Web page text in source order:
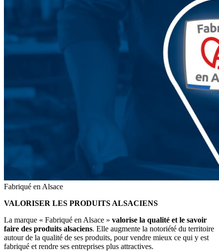
Fabriqué en Alsace
VALORISER LES PRODUITS ALSACIENS
La marque « Fabriqué en Alsace » valorise la qualité et le savoir
faire des produits alsaciens. Elle augmente la notoriété du territoire
autour de la qualité de ses produits, pour vendre mieux ce qui y est
fabriqué et rendre ses entreprises plus attractives.